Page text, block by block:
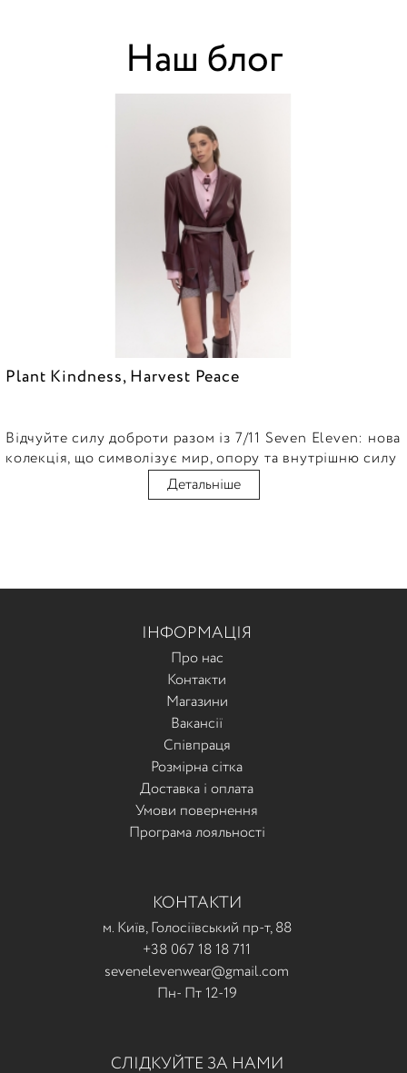
Наш блог
Plant Kindness, Harvest Peace
Відчуйте силу доброти разом із 7/11 Seven Eleven: нова
колекція, що символізує мир, опору та внутрішню силу
Детальніше
ІНФОРМАЦІЯ
Про нас
Контакти
Магазини
Вакансії
Співпраця
Розмірна сітка
Доставка і оплата
Умови повернення
Програма лояльності
КОНТАКТИ
м. Київ, Голосіївський пр-т, 88
+38 067 18 18 711
sevenelevenwear@gmail.com
Пн- Пт 12-19
СЛІДКУЙТЕ ЗА НАМИ